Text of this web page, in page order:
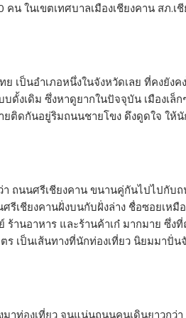
ในเขตเทศบาลเมืองเชียงคาน สภ.เ
เป็นอำเภอหนึ่งในจังหวัดเลย ที่คงยัง
งเดิม ซึ่งหาดูยากในปัจจุบัน เมืองเล็ก
ยติดกันอยู่ริมถนนชายโขง ดึงดูดใจ ให้
า ถนนศรีเชียงคาน ขนานคู่กันไปไปกับ
เชียงคานฝั่งบนกับฝั่งล่าง ชื่อซอยเหมื
านอาหาร และร้านค้าเก๋ มากมาย ซึ่งที่
ร เป็นเส้นทางที่นักท่องเที่ยว นิยมมาปั่
าท่องเที่ยว จนแน่นถนนคนเดินยาวกว่า